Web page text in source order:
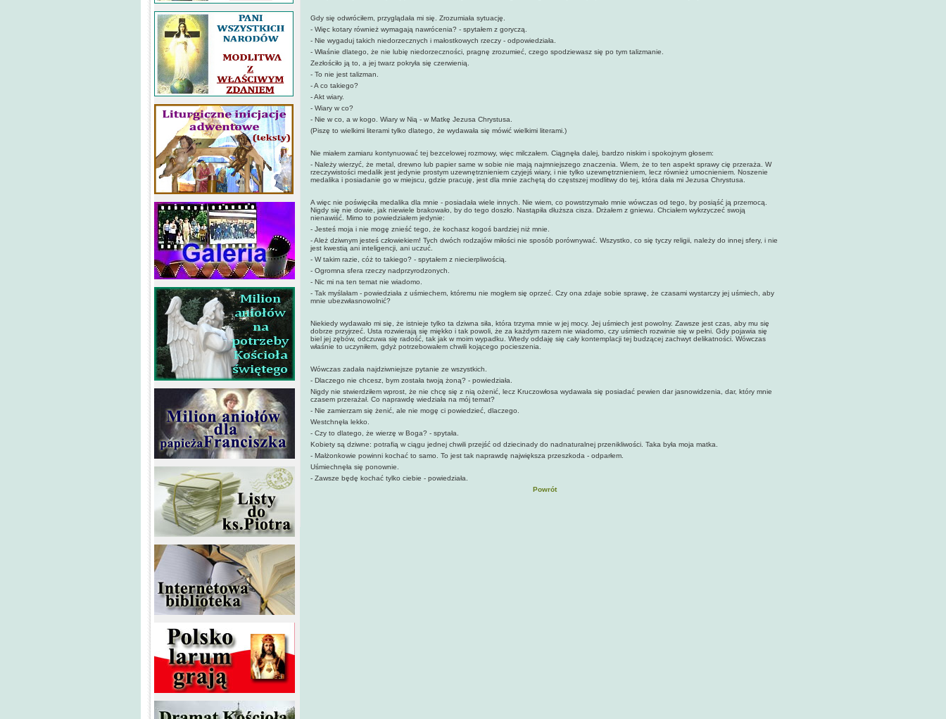
Gdy się odwróciłem, przyglądała mi się. Zrozumiała sytuację.
- Więc kotary również wymagają nawrócenia? - spytałem z goryczą.
- Nie wygaduj takich niedorzecznych i małostkowych rzeczy - odpowiedziała.
- Właśnie dlatego, że nie lubię niedorzeczności, pragnę zrozumieć, czego spodziewasz się po tym talizmanie.
Zezłościło ją to, a jej twarz pokryła się czerwienią.
- To nie jest talizman.
- A co takiego?
- Akt wiary.
- Wiary w co?
- Nie w co, a w kogo. Wiary w Nią - w Matkę Jezusa Chrystusa.
(Piszę to wielkimi literami tylko dlatego, że wydawała się mówić wielkimi literami.)
Nie miałem zamiaru kontynuować tej bezcelowej rozmowy, więc milczałem. Ciągnęła dalej, bardzo niskim i spokojnym głosem:
- Należy wierzyć, że metal, drewno lub papier same w sobie nie mają najmniejszego znaczenia. Wiem, że to ten aspekt sprawy cię przeraża. W
rzeczywistości medalik jest jedynie prostym uzewnętrznieniem czyjejś wiary, i nie tylko uzewnętrznieniem, lecz również umocnieniem. Noszenie
medalika i posiadanie go w miejscu, gdzie pracuję, jest dla mnie zachętą do częstszej modlitwy do tej, która dała mi Jezusa Chrystusa.
A więc nie poświęciła medalika dla mnie - posiadała wiele innych. Nie wiem, co powstrzymało mnie wówczas od tego, by posiąść ją przemocą.
Nigdy się nie dowie, jak niewiele brakowało, by do tego doszło. Nastąpiła dłuższa cisza. Drżałem z gniewu. Chciałem wykrzyczeć swoją
nienawiść. Mimo to powiedziałem jedynie:
- Jesteś moja i nie mogę znieść tego, że kochasz kogoś bardziej niż mnie.
- Ależ dziwnym jesteś człowiekiem! Tych dwóch rodzajów miłości nie sposób porównywać. Wszystko, co się tyczy religii, należy do innej sfery, i nie
jest kwestią ani inteligencji, ani uczuć.
- W takim razie, cóż to takiego? - spytałem z niecierpliwością.
- Ogromna sfera rzeczy nadprzyrodzonych.
- Nic mi na ten temat nie wiadomo.
- Tak myślałam - powiedziała z uśmiechem, któremu nie mogłem się oprzeć. Czy ona zdaje sobie sprawę, że czasami wystarczy jej uśmiech, aby
mnie ubezwłasnowolnić?
Niekiedy wydawało mi się, że istnieje tylko ta dziwna siła, która trzyma mnie w jej mocy. Jej uśmiech jest powolny. Zawsze jest czas, aby mu się
dobrze przyjrzeć. Usta rozwierają się miękko i tak powoli, że za każdym razem nie wiadomo, czy uśmiech rozwinie się w pełni. Gdy pojawia się
biel jej zębów, odczuwa się radość, tak jak w moim wypadku. Wtedy oddaję się cały kontemplacji tej budzącej zachwyt delikatności. Wówczas
właśnie to uczyniłem, gdyż potrzebowałem chwili kojącego pocieszenia.
Wówczas zadała najdziwniejsze pytanie ze wszystkich.
- Dlaczego nie chcesz, bym została twoją żoną? - powiedziała.
Nigdy nie stwierdziłem wprost, że nie chcę się z nią ożenić, lecz Kruczowłosa wydawała się posiadać pewien dar jasnowidzenia, dar, który mnie
czasem przerażał. Co naprawdę wiedziała na mój temat?
- Nie zamierzam się żenić, ale nie mogę ci powiedzieć, dlaczego.
Westchnęła lekko.
- Czy to dlatego, że wierzę w Boga? - spytała.
Kobiety są dziwne: potrafią w ciągu jednej chwili przejść od dziecinady do nadnaturalnej przenikliwości. Taka była moja matka.
- Małżonkowie powinni kochać to samo. To jest tak naprawdę największa przeszkoda - odparłem.
Uśmiechnęła się ponownie.
- Zawsze będę kochać tylko ciebie - powiedziała.
Powrót